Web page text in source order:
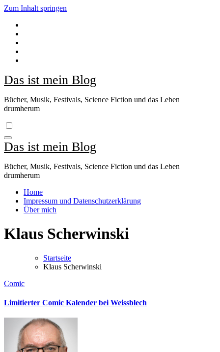
Zum Inhalt springen
Das ist mein Blog
Bücher, Musik, Festivals, Science Fiction und das Leben
drumherum
Das ist mein Blog
Bücher, Musik, Festivals, Science Fiction und das Leben
drumherum
Home
Impressum und Datenschutzerklärung
Über mich
Klaus Scherwinski
Startseite
Klaus Scherwinski
Comic
Limitierter Comic Kalender bei Weissblech